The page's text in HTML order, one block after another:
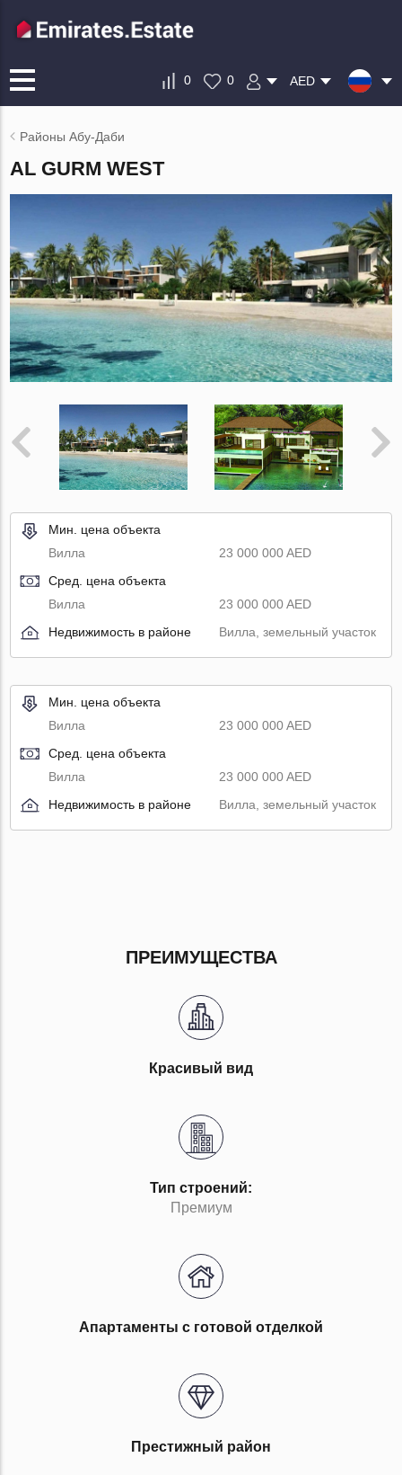
0 0 AED
Районы Абу-Даби
AL GURM WEST
Мин. цена объекта
Вилла
23 000 000 AED
Сред. цена объекта
Вилла
23 000 000 AED
Недвижимость в районе
Вилла, земельный участок
Мин. цена объекта
Вилла
23 000 000 AED
Сред. цена объекта
Вилла
23 000 000 AED
Недвижимость в районе
Вилла, земельный участок
ПРЕИМУЩЕСТВА
Красивый вид
Тип строений:
Премиум
Апартаменты с готовой отделкой
Престижный район